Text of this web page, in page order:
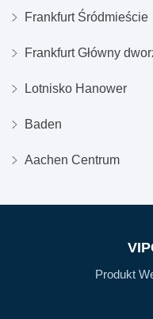
Frankfurt Śródmieście
Frankfurt Główny
Lotnisko Hanower
Baden
Aachen Centrum
Produkt